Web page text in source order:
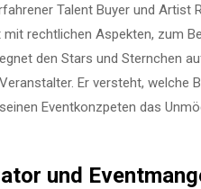
Talent Buyer und Artist
rechtlichen Aspekten, zum
den Stars und Sternchen
Er versteht, welche
Eventkonzpeten das
und